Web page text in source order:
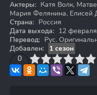
Актеры: Катя Волк,
Мария Фелянина, Елисей
Страна: Россия
Дата выхода: 12
Перевод: Рус.
Добавлен:
1 сезон
0
4 6 7 8 9 10